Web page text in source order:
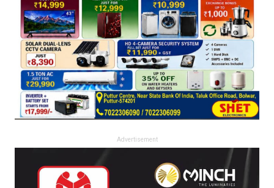
Advertisement